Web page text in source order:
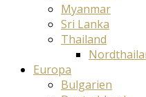
Myanmar
Sri Lanka
Thailand
Europa
Bulgarien